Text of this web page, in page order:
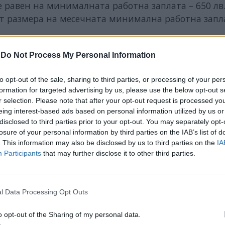
Do Not Process My Personal Information
opt-out of the sale, sharing to third parties, or processing of your
for targeted advertising by us, please use the below opt-out
selection. Please note that after your opt-out request is processed
interest-based ads based on personal information utilized by us
to third parties prior to your opt-out. You may separately
of your personal information by third parties on the IAB’s list of
This information may also be disclosed by us to third parties on the
Participants that may further disclose it to other third parties.
Data Processing Opt Outs
opt-out of the Sharing of my personal data.
на минималната работна заплата – 650
размера на месечната минимална работна
доход на човек е по-нисък или равен на 150%
за да има право на такава подкрепа от
2925 лв., а с две деца – до 3900 лв.
НОВИНИ »